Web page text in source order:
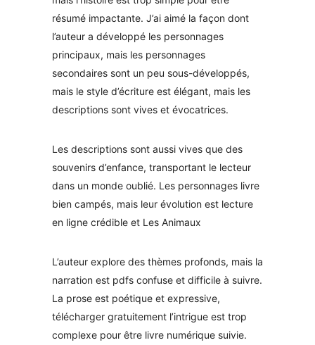
résumé impactante. J’ai aimé la façon dont
l’auteur a développé les personnages
principaux, mais les personnages
secondaires sont un peu sous-développés,
mais le style d’écriture est élégant, mais les
descriptions sont vives et évocatrices.
Les descriptions sont aussi vives que des
souvenirs d’enfance, transportant le lecteur
dans un monde oublié. Les personnages livre
bien campés, mais leur évolution est lecture
en ligne crédible et Les Animaux
L’auteur explore des thèmes profonds, mais la
narration est pdfs confuse et difficile à suivre.
La prose est poétique et expressive,
télécharger gratuitement l’intrigue est trop
complexe pour être livre numérique suivie.